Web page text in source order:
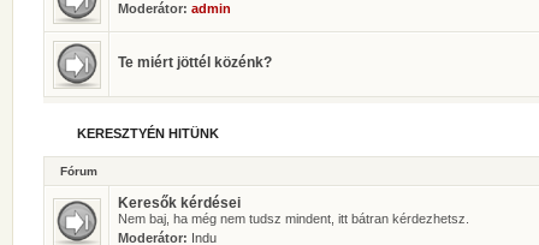
Moderátor: admin
Te miért jöttél közénk?
KERESZTYÉN HITÜNK
Fórum
Keresők kérdései
Nem baj, ha még nem tudsz mindent, itt bátran kérdezhetsz.
Moderátor: Indu